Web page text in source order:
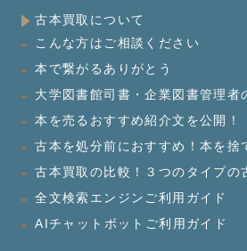
古本買取について
こんな方はご相談ください
本で繋がるありがとう
大学図書館司書・企業図書管理者
本を売るおすすめ紹介文を公開！
古本を処分前におすすめ！本を捨
古本買取の比較！３つのタイプの
全文検索エンジンご利用ガイド
AIチャットボットご利用ガイド